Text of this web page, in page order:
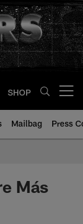
SHOP
Mailbag Press
Más